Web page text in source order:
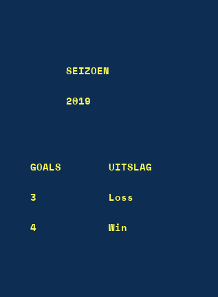
SEIZOEN
2019
GOALS UITSLAG
3 Loss
4 Win